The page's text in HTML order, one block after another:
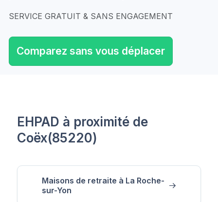
SERVICE GRATUIT & SANS ENGAGEMENT
Comparez sans vous déplacer
EHPAD à proximité de
Coëx(85220)
Maisons de retraite à La Roche-
sur-Yon